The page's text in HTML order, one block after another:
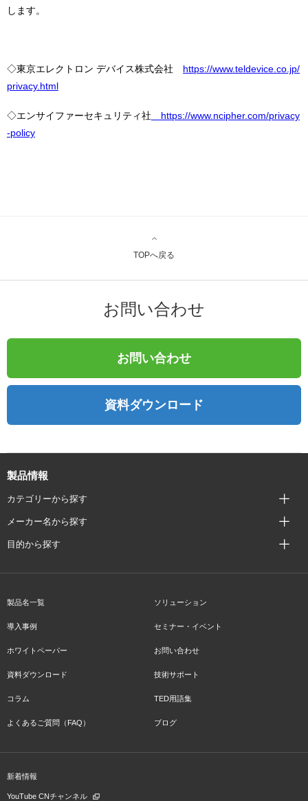
します。
◇東京エレクトロン デバイス株式会社 https://www.teldevice.co.jp/
privacy.html
◇エンサイファーセキュリティ社 https://www.ncipher.com/privacy
-policy
TOPへ戻る
お問い合わせ
お問い合わせ
資料ダウンロード
製品情報
カテゴリーから探す
メーカー名から探す
目的から探す
製品名一覧 ソリューション
導入事例 セミナー・イベント
ホワイトペーパー お問い合わせ
資料ダウンロード 技術サポート
コラム TED用語集
よくあるご質問（FAQ） ブログ
新着情報
YouTube CNチャンネル